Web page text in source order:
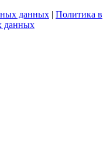
данных | Политика в
данных